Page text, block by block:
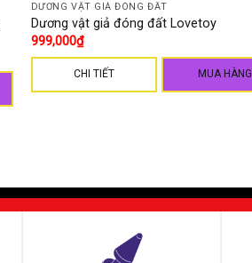
DƯƠNG VẬT GIẢ ĐÓNG ĐẤT
Dương vật giả đóng đất Lovetoy
999,000₫
CHI TIẾT MUA HÀNG